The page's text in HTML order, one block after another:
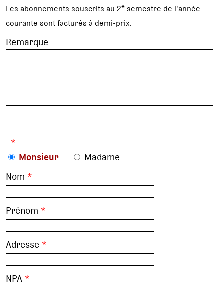
Les abonnements souscrits au 2e semestre de l'année
courante sont facturés à demi-prix.
Remarque
*
Monsieur
Madame
Nom *
Prénom *
Adresse *
NPA *